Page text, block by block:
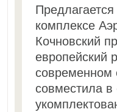
комплексе
Кочновский
европейский
современном
совместила в